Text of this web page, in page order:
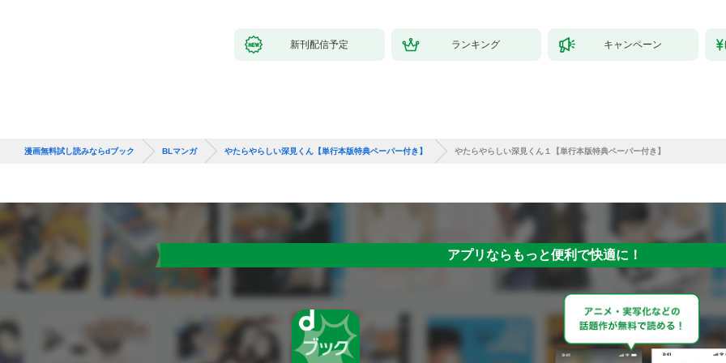
新刊配信予定 ランキング キャンペーン
漫画無料試し読みならdブック BLマンガ やたらやらしい深見くん【単行本版特典ペーパー付き】 やたらやらしい深見くん１【単行本版特典ペーパー付き】
アプリならもっと便利で快適に！